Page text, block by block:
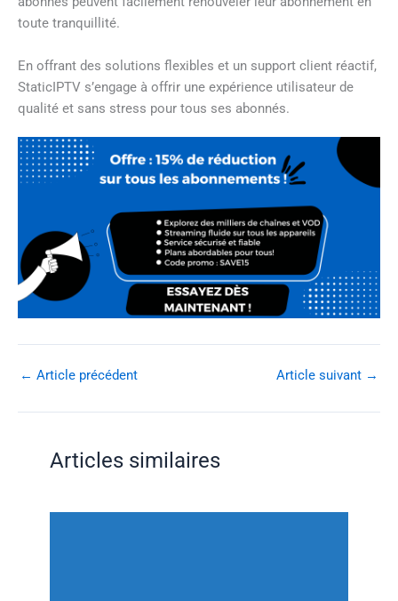
toute tranquillité.
En offrant des solutions flexibles et un support client réactif,
StaticIPTV s’engage à offrir une expérience utilisateur de
qualité et sans stress pour tous ses abonnés.
← Article précédent Article suivant →
Articles similaires